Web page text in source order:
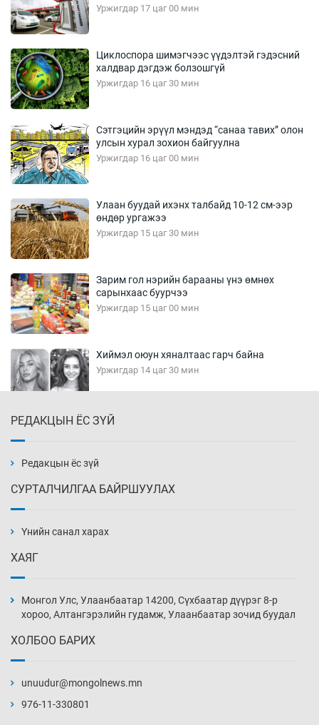
Уржигдар 17 цаг 00 мин
Циклоспора шимэгчээс үүдэлтэй гэдэсний
халдвар дэгдэж болзошгүй
Уржигдар 16 цаг 30 мин
Сэтгэцийн эрүүл мэндэд “санаа тавих” олон
улсын хурал зохион байгуулна
Уржигдар 16 цаг 00 мин
Улаан буудай ихэнх талбайд 10-12 см-ээр
өндөр ургажээ
Уржигдар 15 цаг 30 мин
Зарим гол нэрийн барааны үнэ өмнөх
сарынхаас буурчээ
Уржигдар 15 цаг 00 мин
Хиймэл оюун хяналтаас гарч байна
Уржигдар 14 цаг 30 мин
Уржигдар 14 цаг 00 мин
нэмэгджээ
Уржигдар 13 цаг 30 мин
Уржигдар 13 цаг 00 мин
РЕДАКЦЫН ЁС ЗҮЙ
Редакцын ёс зүй
СУРТАЛЧИЛГАА БАЙРШУУЛАХ
Үнийн санал харах
ХАЯГ
Монгол Улс, Улаанбаатар 14200, Сүхбаатар дүүрэг 8-р
хороо, Алтангэрэлийн гудамж, Улаанбаатар зочид буудал
ХОЛБОО БАРИХ
unuudur@mongolnews.mn
976-11-330801